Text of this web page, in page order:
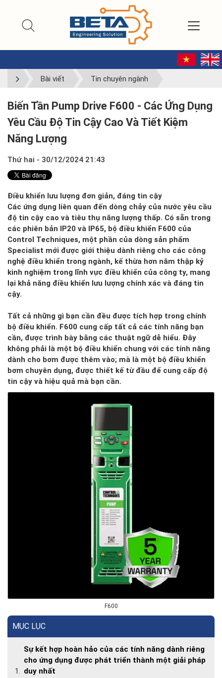
Bài viết Tin chuyên ngành
Biến Tần Pump Drive F600 - Các Ứng Dụng
Yêu Cầu Độ Tin Cậy Cao Và Tiết Kiệm
Năng Lượng
Thứ hai - 30/12/2024 21:43
Điều khiển lưu lượng đơn giản, đáng tin cậy
Các ứng dụng liên quan đến dòng chảy của nước yêu cầu
độ tin cậy cao và tiêu thụ năng lượng thấp. Có sẵn trong
các phiên bản IP20 và IP65, bộ điều khiển F600 của
Control Techniques, một phần của dòng sản phẩm
Specialist mới được giới thiệu dành riêng cho các công
nghệ điều khiển trong ngành, kế thừa hơn năm thập kỷ
kinh nghiệm trong lĩnh vực điều khiển của công ty, mang
lại khả năng điều khiển lưu lượng chính xác và đáng tin
cậy.
Tất cả những gì bạn cần đều được tích hợp trong chính
bộ điều khiển. F600 cung cấp tất cả các tính năng bạn
cần, được trình bày bằng các thuật ngữ dễ hiểu. Đây
không phải là một bộ điều khiển chung với các tính năng
dành cho bơm được thêm vào; mà là một bộ điều khiển
bơm chuyên dụng, được thiết kế từ đầu để cung cấp độ
tin cậy và hiệu quả mà bạn cần.
F600
MỤC LỤC
Sự kết hợp hoàn hảo của các tính năng dành riêng
cho ứng dụng được phát triển thành một giải pháp
duy nhất